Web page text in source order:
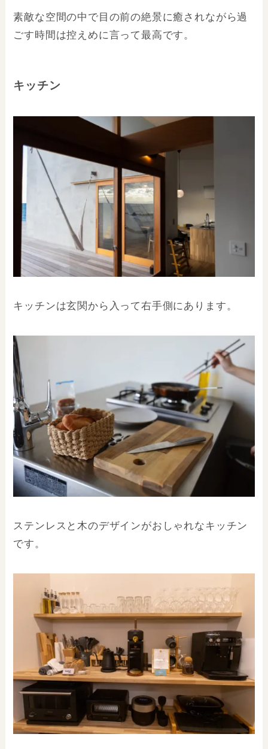
素敵な空間の中で目の前の絶景に癒されながら過
ごす時間は控えめに言って最高です。
キッチン
キッチンは玄関から入って右手側にあります。
ステンレスと木のデザインがおしゃれなキッチン
です。